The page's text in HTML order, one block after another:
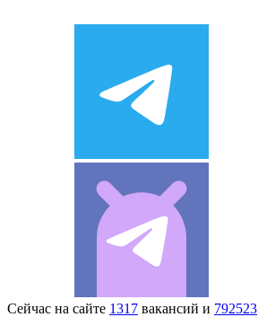
Сейчас на сайте 1317 вакансий и 792523